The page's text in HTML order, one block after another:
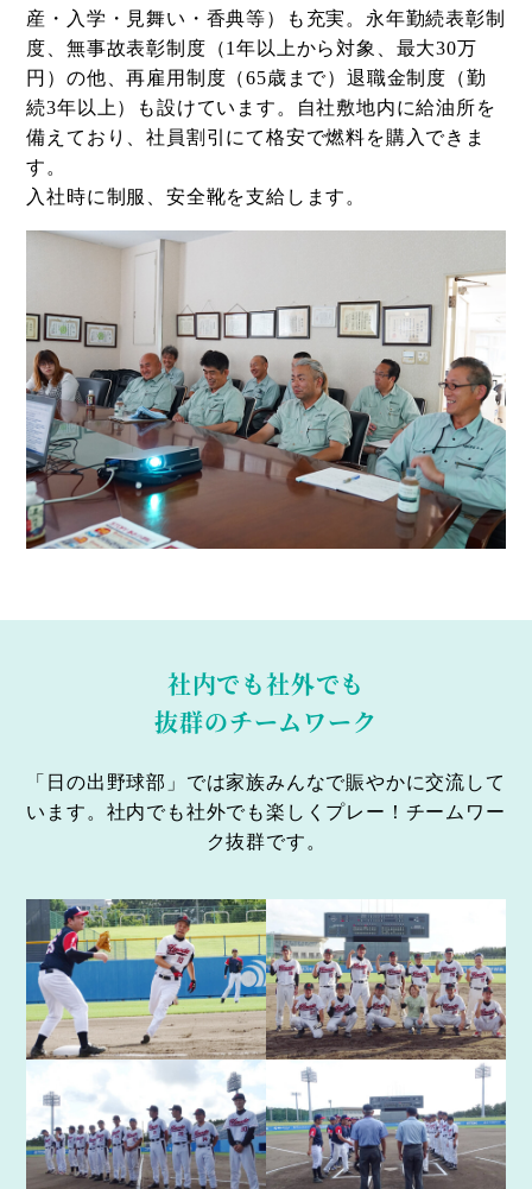
産・入学・見舞い・香典等）も充実。永年勤続表彰制
度、無事故表彰制度（1年以上から対象、最大30万
円）の他、再雇用制度（65歳まで）退職金制度（勤
続3年以上）も設けています。自社敷地内に給油所を
備えており、社員割引にて格安で燃料を購入できま
す。
入社時に制服、安全靴を支給します。
社内でも社外でも
抜群のチームワーク
「日の出野球部」では家族みんなで賑やかに交流して
います。社内でも社外でも楽しくプレー！チームワー
ク抜群です。